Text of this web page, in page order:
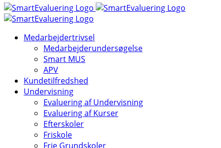
Medarbejdertrivsel
Medarbejderundersøgelse
Smart MUS
APV
Kundetilfredshed
Undervisning
Evaluering af Undervisning
Evaluering af Kurser
Efterskoler
Friskole
Frie Grundskoler